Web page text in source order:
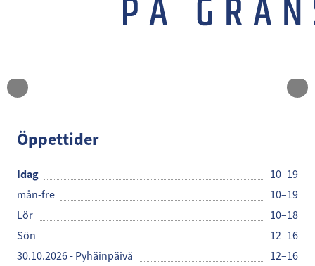
Öppettider
Idag
10–19
mån-fre
10–19
Lör
10–18
Sön
12–16
30.10.2026 - Pyhäinpäivä
12–16